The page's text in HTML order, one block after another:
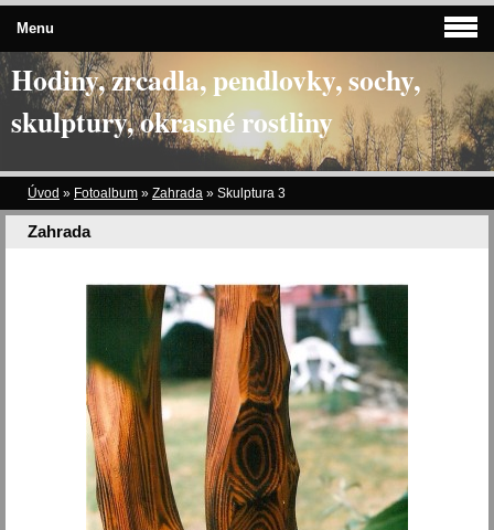
Hodiny, zrcadla, pendlovky, sochy,
skulptury, okrasné rostliny
Úvod » Fotoalbum » Zahrada » Skulptura 3
Zahrada
Menu